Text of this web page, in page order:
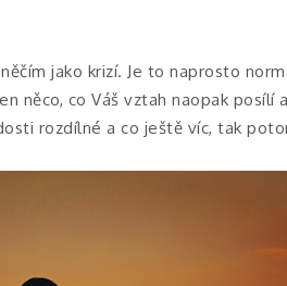
jako krizí. Je to naprosto
něco, co Váš vztah naopak posílí
rozdílné a co ještě víc, tak